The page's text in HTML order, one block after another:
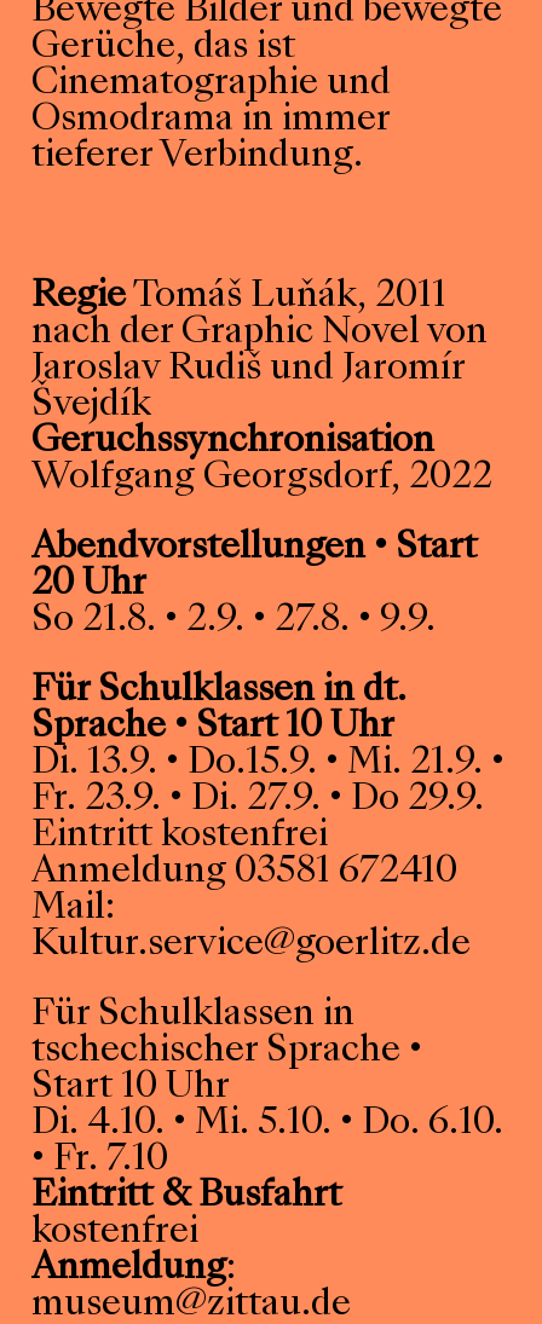
Bewegte Bilder und bewegte
Gerüche, das ist
Cinematographie und
Osmodrama in immer
tieferer Verbindung.
RegieTomáš Luňák, 2011
nach der Graphic Novel von
Jaroslav Rudiš und Jaromír
Švejdík
Geruchssynchronisation
Wolfgang Georgsdorf, 2022
Abendvorstellungen • Start
20 Uhr
So 21.8. • 2.9. • 27.8. • 9.9.
Für Schulklassen in dt.
Sprache • Start 10 Uhr
Di. 13.9. • Do.15.9. • Mi. 21.9. •
Fr. 23.9. • Di. 27.9. • Do 29.9.
Eintritt kostenfrei
Anmeldung 03581 672410
Mail:
Kultur.service@goerlitz.de
Für Schulklassen in
tschechischer Sprache •
Start 10 Uhr
Di. 4.10. • Mi. 5.10. • Do. 6.10.
• Fr. 7.10
Eintritt & Busfahrt
kostenfrei
Anmeldung:
museum@zittau.de